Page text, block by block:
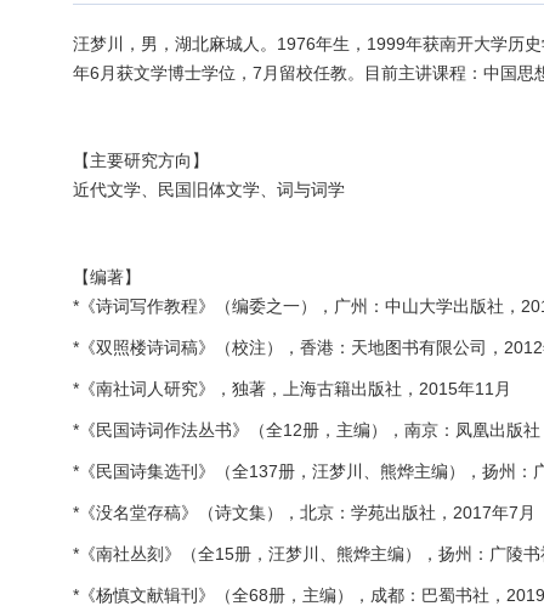
汪梦川，男，湖北麻城人。1976年生，1999年获南开大学历
年6月获文学博士学位，7月留校任教。目前主讲课程：中国
【主要研究方向】
近代文学、民国旧体文学、词与词学
【编著】
*《诗词写作教程》（编委之一），广州：中山大学出版社，
*《双照楼诗词稿》（校注），香港：天地图书有限公司，
*《南社词人研究》，独著，上海古籍出版社，2015年11月
*《民国诗词作法丛书》（全12册，主编），南京：凤凰出版
*《民国诗集选刊》（全137册，汪梦川、熊烨主编），扬州：
*《没名堂存稿》（诗文集），北京：学苑出版社，2017年7月
*《南社丛刻》（全15册，汪梦川、熊烨主编），扬州：广陵
*《杨慎文献辑刊》（全68册，主编），成都：巴蜀书社，